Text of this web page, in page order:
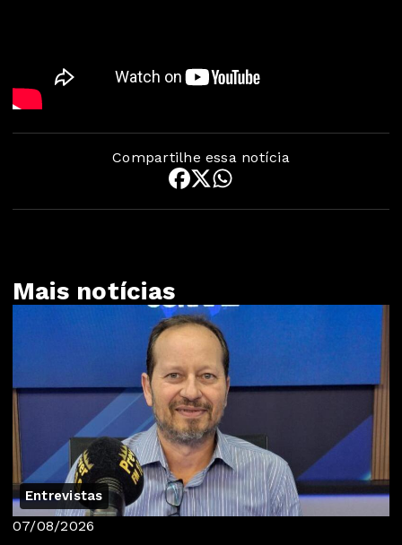
Compartilhe essa notícia
Mais notícias
Entrevistas
07/08/2026